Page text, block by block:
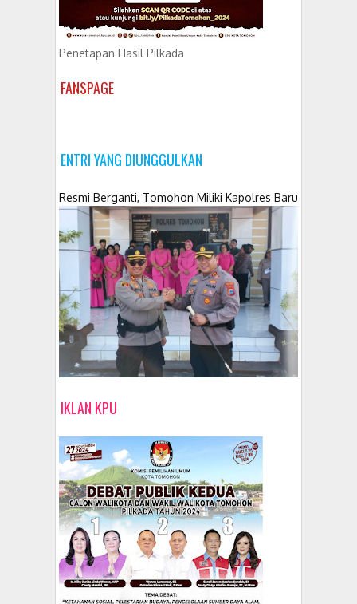
Penetapan Hasil Pilkada
FANSPAGE
ENTRI YANG DIUNGGULKAN
Resmi Berganti, Tomohon Miliki Kapolres Baru
IKLAN KPU